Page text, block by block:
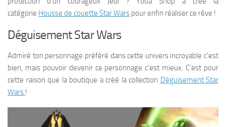
catégorie Housse de couette Star Wars pour enfin réaliser ce rêve !
Déguisement Star Wars
Admiré ton personnage préféré dans cette univers incroyable c’est
bien, mais pouvoir devenir ce personnage c’est mieux. C’est pour
cette raison que la boutique a créé la collection Déguisement Star
Wars !